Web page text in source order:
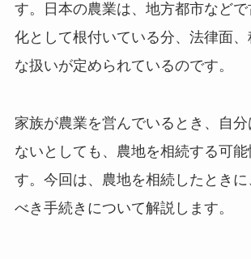
す。日本の農業は、地方都市など
化として根付いている分、法律面、
な扱いが定められているのです。
家族が農業を営んでいるとき、自
ないとしても、農地を相続する可能
す。今回は、農地を相続したとき
べき手続きについて解説します。